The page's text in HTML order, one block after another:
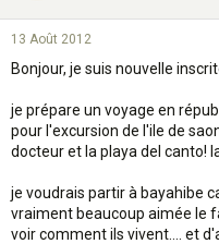
13 Août 2012
Bonjour, je suis nouvelle
je prépare un voyage en
pour l'excursion de l'ile de
docteur et la playa del canto!
je voudrais partir à bayahibe
vraiment beaucoup aimée le
voir comment ils vivent.... et